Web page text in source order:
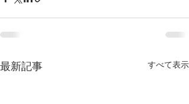
最新記事 すべて表示